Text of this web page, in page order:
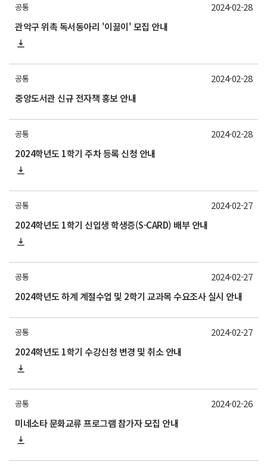
공통
관악구 위촉 독서동아리 '이끎이' 모집 안내
2024-02-28
공통
중앙도서관 신규 전자책 홍보 안내
2024-02-28
공통
2024학년도 1학기 주차 등록 신청 안내
2024-02-28
공통
2024학년도 1학기 신입생 학생증(S-CARD) 배부 안내
2024-02-27
공통
2024학년도 하계 계절수업 및 2학기 교과목 수요조사 실시 안내
2024-02-27
공통
2024학년도 1학기 수강신청 변경 및 취소 안내
2024-02-27
공통
미네소타 문화교류 프로그램 참가자 모집 안내
2024-02-26